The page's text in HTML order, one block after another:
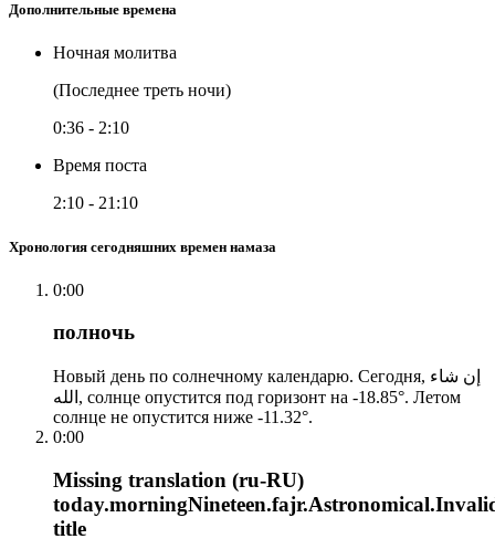
Дополнительные времена
Ночная молитва
(Последнее треть ночи)
0:36 - 2:10
Время поста
2:10 - 21:10
Хронология сегодняшних времен намаза
0:00
полночь
Новый день по солнечному календарю. Сегодня, إن شاء
الله, солнце опустится под горизонт на -18.85°. Летом
солнце не опустится ниже -11.32°.
0:00
Missing translation (ru-RU)
title